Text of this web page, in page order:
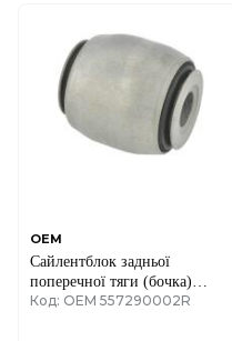
OEM
Сайлентблок задньої
поперечної тяги (бочка)
Renault Trafic + Opel Vivaro
Код: OEM 557290002R